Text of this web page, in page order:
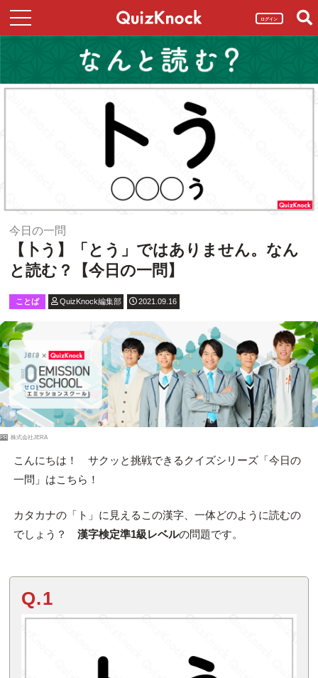
ログイン
今日の一問
【卜う】「とう」ではありません。なん
と読む？【今日の一問】
ことば QuizKnock編集部 2021.09.16
PR 株式会社JERA
こんにちは！ サクッと挑戦できるクイズシリーズ「今日の
一問」はこちら！
カタカナの「ト」に見えるこの漢字、一体どのように読むの
でしょう？ 漢字検定準1級レベルの問題です。
Q.1